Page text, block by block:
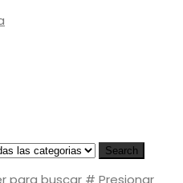
Search
para buscar # Presionar